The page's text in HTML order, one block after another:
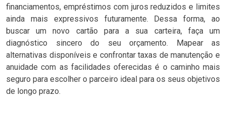
financiamentos, empréstimos com juros reduzidos e limites
ainda mais expressivos futuramente. Dessa forma, ao
buscar um novo cartão para a sua carteira, faça um
diagnóstico sincero do seu orçamento. Mapear as
alternativas disponíveis e confrontar taxas de manutenção e
anuidade com as facilidades oferecidas é o caminho mais
seguro para escolher o parceiro ideal para os seus objetivos
de longo prazo.